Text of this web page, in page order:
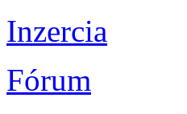
Inzercia
Fórum